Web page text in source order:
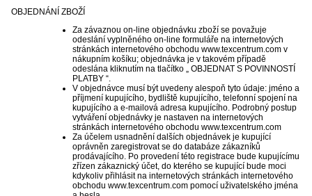
OBJEDNÁNÍ ZBOŽÍ
Za závaznou on-line objednávku zboží se považuje
odeslání vyplněného on-line formuláře na internetových
stránkách internetového obchodu www.texcentrum.com v
nákupním košíku; objednávka je v takovém případě
odeslána kliknutím na tlačítko „ OBJEDNAT S POVINNOSTÍ
PLATBY “.
V objednávce musí být uvedeny alespoň tyto údaje: jméno a
příjmení kupujícího, bydliště kupujícího, telefonní spojení na
kupujícího a e-mailová adresa kupujícího. Podrobný postup
vytváření objednávky je nastaven na internetových
stránkách internetového obchodu www.texcentrum.com
Za účelem usnadnění dalších objednávek je kupující
oprávněn zaregistrovat se do databáze zákazníků
prodávajícího. Po provedení této registrace bude kupujícímu
zřízen zákaznický účet, do kterého se kupující bude moci
kdykoliv přihlásit na internetových stránkách internetového
obchodu www.texcentrum.com pomocí uživatelského jména